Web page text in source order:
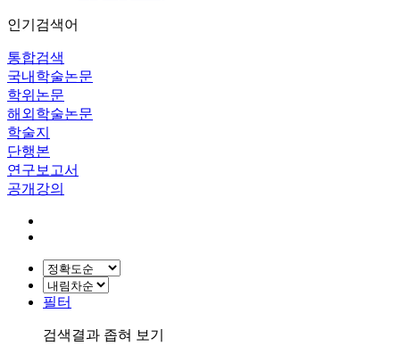
인기검색어
통합검색
국내학술논문
학위논문
해외학술논문
학술지
단행본
연구보고서
공개강의
필터
검색결과 좁혀 보기